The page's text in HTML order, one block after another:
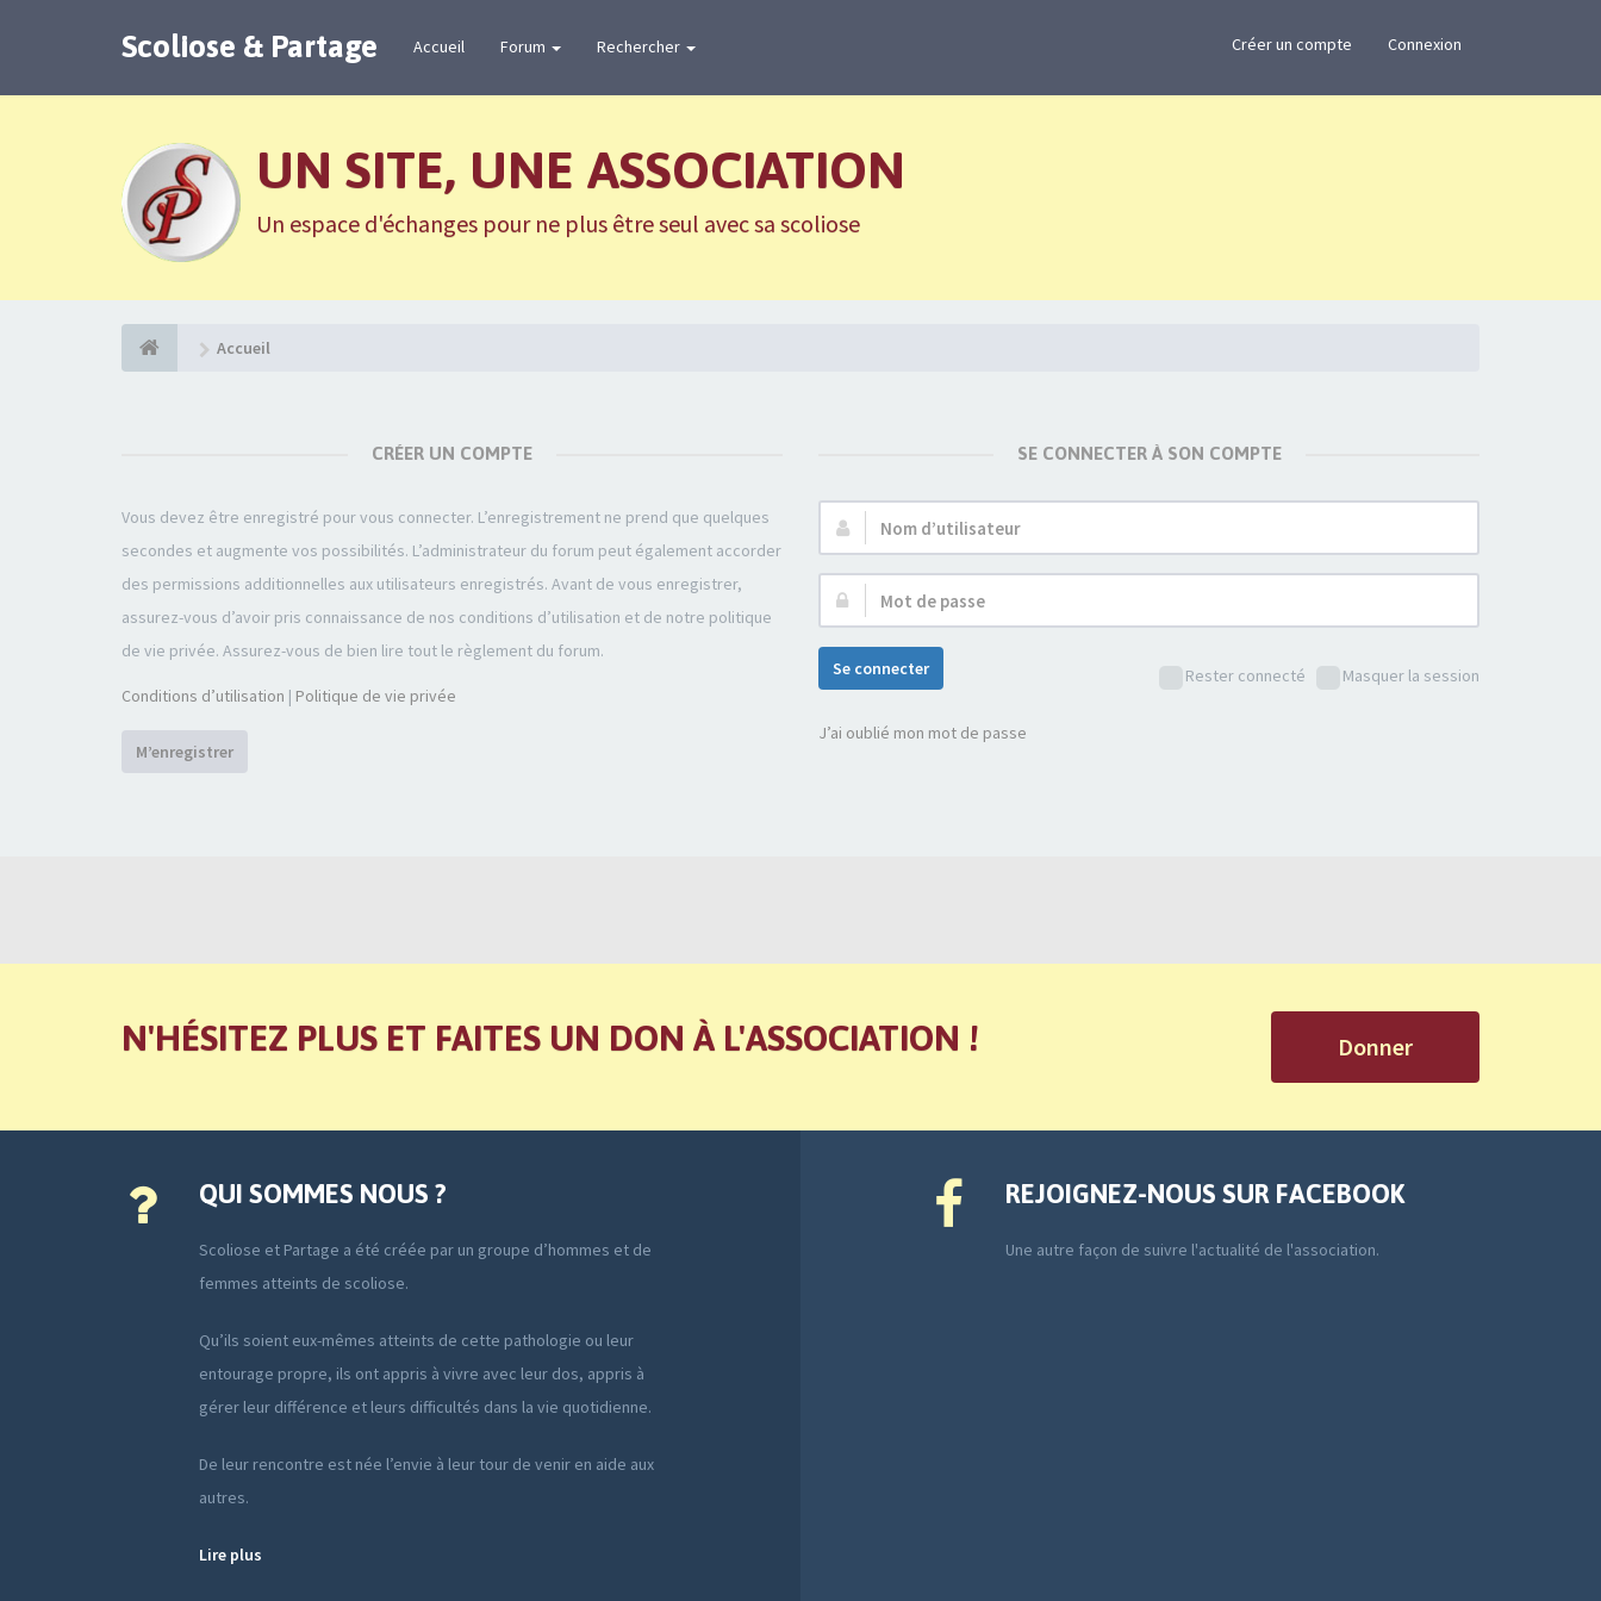
Scoliose & Partage Accueil Forum Rechercher Créer un compte Connexion
UN SITE, UNE ASSOCIATION
Un espace d'échanges pour ne plus être seul avec sa scoliose
Accueil
CRÉER UN COMPTE
Vous devez être enregistré pour vous connecter. L’enregistrement ne prend que quelques
secondes et augmente vos possibilités. L’administrateur du forum peut également accorder
des permissions additionnelles aux utilisateurs enregistrés. Avant de vous enregistrer,
assurez-vous d’avoir pris connaissance de nos conditions d’utilisation et de notre politique
de vie privée. Assurez-vous de bien lire tout le règlement du forum.
Conditions d’utilisation | Politique de vie privée
M’enregistrer
SE CONNECTER À SON COMPTE
Nom
Mot
passe :
Rester connecté Masquer la session
Se connecter
J’ai oublié mon mot de passe
N'HÉSITEZ PLUS ET FAITES UN DON À L'ASSOCIATION ! Donner
QUI SOMMES NOUS ?
Scoliose et Partage a été créée par un groupe d’hommes et de
femmes atteints de scoliose.
Qu’ils soient eux-mêmes atteints de cette pathologie ou leur
entourage propre, ils ont appris à vivre avec leur dos, appris à
gérer leur différence et leurs difficultés dans la vie quotidienne.
De leur rencontre est née l’envie à leur tour de venir en aide aux
autres.
Lire plus
REJOIGNEZ-NOUS SUR FACEBOOK
Une autre façon de suivre l'actualité de l'association.